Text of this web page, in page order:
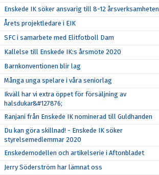
Enskede IK söker ansvarig till 8-12 årsverksamheten
Årets projektledare i EIK
SFC i samarbete med Elitfotboll Dam
Kallelse till Enskede IK:s årsmöte 2020
Barnkonventionen blir lag
Många unga spelare i våra seniorlag
Ikväll har vi extra öppet för försäljning av
halsdukar&#127876;
Ranjani från Enskede IK nominerad till Guldhanden
Du kan göra skillnad! - Enskede IK söker
styrelsemedlemmar 2020
Enskedemodellen och artikelserie i Aftonbladet
Jerry Söderström har lämnat oss